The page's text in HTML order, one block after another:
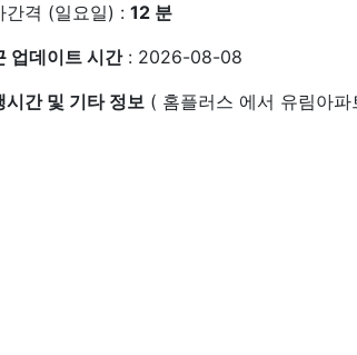
간격 (일요일) : 12 분
업데이트 시간: 2026-08-08
시간 및 기타 정보 ( 홈플러스 에서 유림아